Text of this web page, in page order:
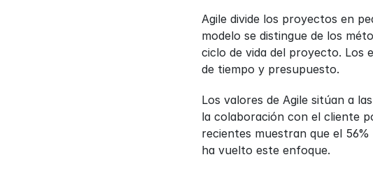
Agile divide los proyectos en
modelo se distingue de los
ciclo de vida del proyecto. Los
de tiempo y presupuesto.
Los valores de Agile sitúan a
la colaboración con el cliente
recientes muestran que el
ha vuelto este enfoque.